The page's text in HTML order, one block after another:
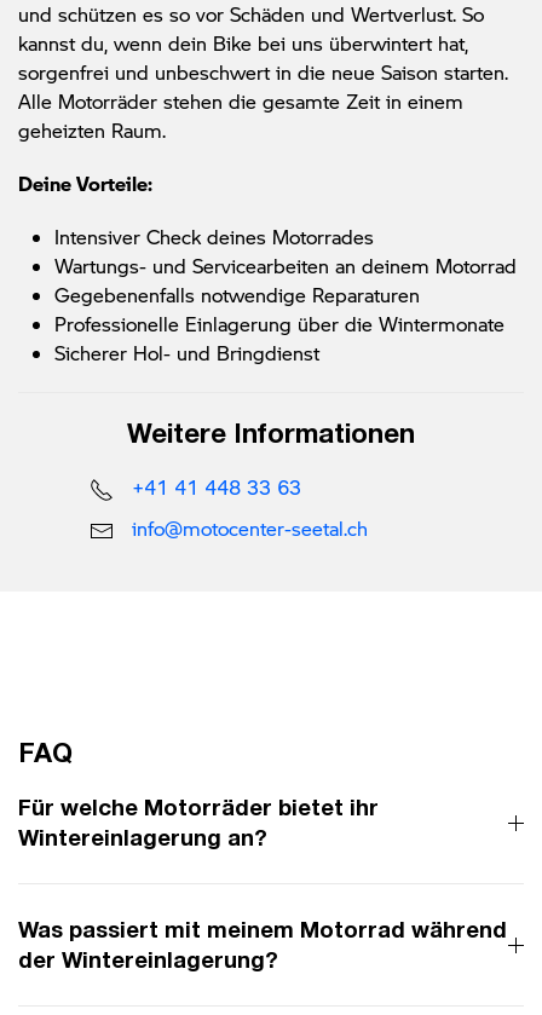
und schützen es so vor Schäden und Wertverlust. So
kannst du, wenn dein Bike bei uns überwintert hat,
sorgenfrei und unbeschwert in die neue Saison starten.
Alle Motorräder stehen die gesamte Zeit in einem
geheizten Raum.
Deine Vorteile:
Intensiver Check deines Motorrades
Wartungs- und Servicearbeiten an deinem Motorrad
Gegebenenfalls notwendige Reparaturen
Professionelle Einlagerung über die Wintermonate
Sicherer Hol- und Bringdienst
Weitere Informationen
+41 41 448 33 63
info@motocenter-seetal.ch
FAQ
Für welche Motorräder bietet ihr
Wintereinlagerung an?
Was passiert mit meinem Motorrad während
der Wintereinlagerung?